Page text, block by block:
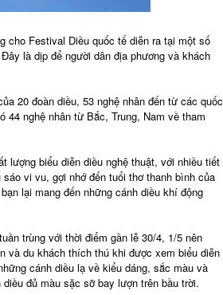
cho Festival Diều quốc tế diễn ra tại một số
là dịp để người dân địa phương và khách
20 đoàn diều, 53 nghệ nhân đến từ các quốc
nghệ nhân từ Bắc, Trung, Nam về tham
lượng biểu diễn diều nghệ thuật, với nhiều tiết
vi vu, gợi nhớ đến tuổi thơ thanh bình của
lại mang đến những cánh diều khí động
trùng với thời điểm gần lễ 30/4, 1/5 nên
và du khách thích thú khi được xem biểu diễn
cánh diều lạ về kiểu dáng, sắc màu và
đủ màu sặc sỡ bay lượn trên bầu trời.